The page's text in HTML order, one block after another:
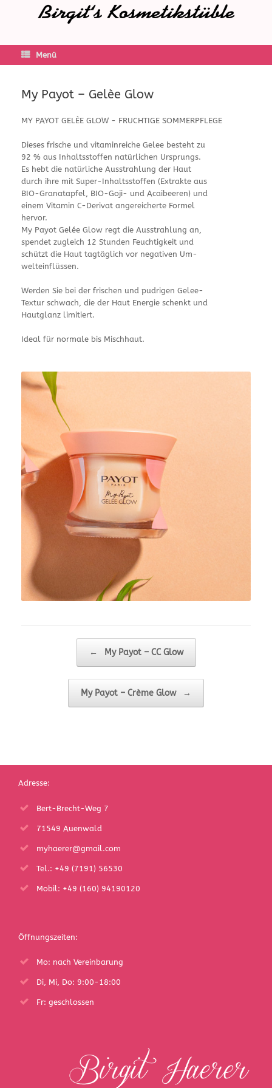
Menü
My Payot – Gelèe Glow
MY PAYOT GELÈE GLOW - FRUCHTIGE SOMMERPFLEGE
Dieses frische und vitaminreiche Gelee besteht zu
92 % aus Inhaltsstoffen natürlichen Ursprungs.
Es hebt die natürliche Ausstrahlung der Haut
durch ihre mit Super-Inhaltsstoffen (Extrakte aus
BIO-Granatapfel, BIO-Goji- und Acaibeeren) und
einem Vitamin C-Derivat angereicherte Formel
hervor.
My Payot Gelée Glow regt die Ausstrahlung an,
spendet zugleich 12 Stunden Feuchtigkeit und
schützt die Haut tagtäglich vor negativen Um-
welteinflüssen.
Werden Sie bei der frischen und pudrigen Gelee-
Textur schwach, die der Haut Energie schenkt und
Hautglanz limitiert.
Ideal für normale bis Mischhaut.
← My Payot – CC Glow
My Payot – Crème Glow →
Adresse:
Bert-Brecht-Weg 7
71549 Auenwald
myhaerer@gmail.com
Tel.: +49 (7191) 56530
Mobil: +49 (160) 94190120
Öffnungszeiten:
Mo: nach Vereinbarung
Di, Mi, Do: 9:00-18:00
Fr: geschlossen